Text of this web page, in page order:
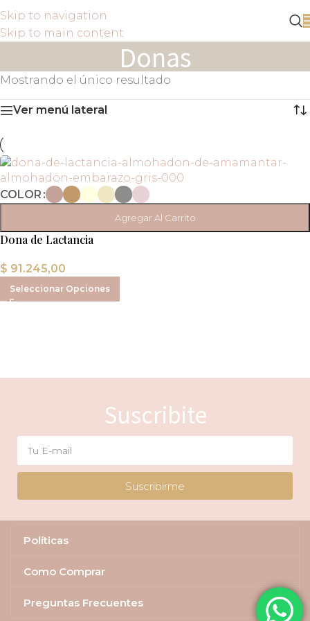
Skip to navigation
Skip to main content
Donas
Mostrando el único resultado
Ver menú lateral
COLOR
Agregar Al Carrito
Dona de Lactancia
$ 91.245,00
Seleccionar Opciones
Suscribite
Suscribirme
Políticas
Como Comprar
Preguntas Frecuentes